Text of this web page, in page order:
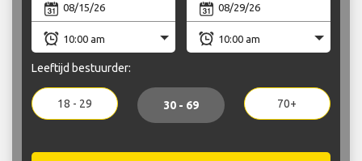
Leeftijd bestuurder:
18 - 29 30 - 69 70+